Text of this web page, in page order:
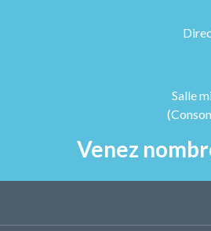
Salle
Venez